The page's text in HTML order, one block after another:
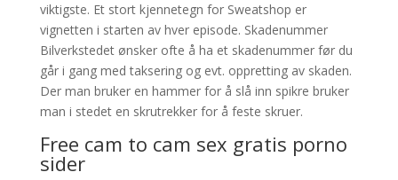
viktigste. Et stort kjennetegn for Sweatshop er
vignetten i starten av hver episode. Skadenummer
Bilverkstedet ønsker ofte å ha et skadenummer før du
går i gang med taksering og evt. oppretting av skaden.
Der man bruker en hammer for å slå inn spikre bruker
man i stedet en skrutrekker for å feste skruer.
Free cam to cam sex gratis porno
sider